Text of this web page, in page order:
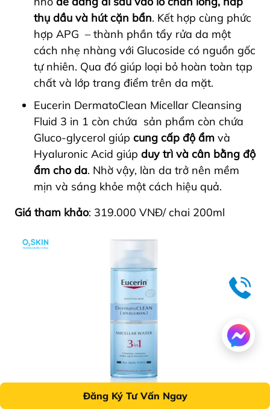
thụ dầu và hút cặn bẩn. Kết hợp cùng phức
hợp APG – thành phần tẩy rửa da một
cách nhẹ nhàng với Glucoside có nguồn gốc
tự nhiên. Qua đó giúp loại bỏ hoàn toàn tạp
chất và lớp trang điểm trên da mặt.
Eucerin DermatoClean Micellar Cleansing
Fluid 3 in 1 còn chứa sản phẩm còn chứa
Gluco-glycerol giúp cung cấp độ ẩm và
Hyaluronic Acid giúp duy trì và cân bằng độ
ẩm cho da. Nhờ vậy, làn da trở nên mềm
mịn và sáng khỏe một cách hiệu quả.
Giá tham khảo: 319.000 VNĐ/ chai 200ml
Đăng Ký Tư Vấn Ngay